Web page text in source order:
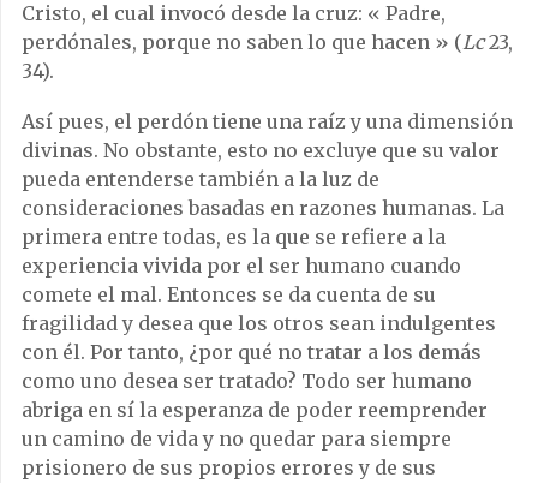
Cristo, el cual invocó desde la cruz: « Padre,
perdónales, porque no saben lo que hacen » (Lc23,
34).
Así pues, el perdón tiene una raíz y una dimensión
divinas. No obstante, esto no excluye que su valor
pueda entenderse también a la luz de
consideraciones basadas en razones humanas. La
primera entre todas, es la que se refiere a la
experiencia vivida por el ser humano cuando
comete el mal. Entonces se da cuenta de su
fragilidad y desea que los otros sean indulgentes
con él. Por tanto, ¿por qué no tratar a los demás
como uno desea ser tratado? Todo ser humano
abriga en sí la esperanza de poder reemprender
un camino de vida y no quedar para siempre
prisionero de sus propios errores y de sus